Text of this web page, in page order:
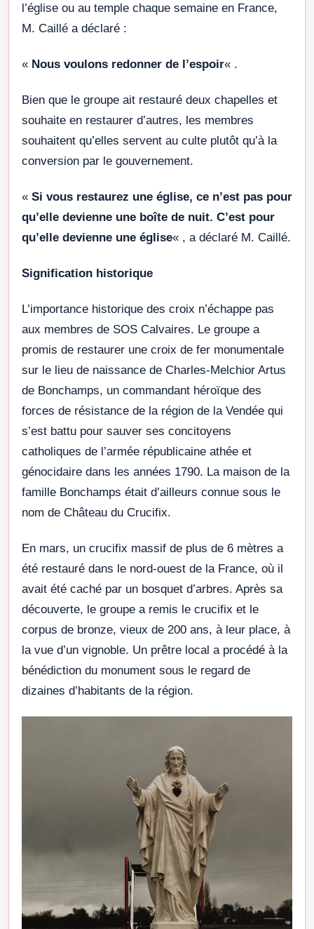
l’église ou au temple chaque semaine en France,
M. Caillé a déclaré :
« Nous voulons redonner de l’espoir« .
Bien que le groupe ait restauré deux chapelles et
souhaite en restaurer d’autres, les membres
souhaitent qu’elles servent au culte plutôt qu’à la
conversion par le gouvernement.
« Si vous restaurez une église, ce n’est pas pour
qu’elle devienne une boîte de nuit. C’est pour
qu’elle devienne une église« , a déclaré M. Caillé.
Signification historique
L’importance historique des croix n’échappe pas
aux membres de SOS Calvaires. Le groupe a
promis de restaurer une croix de fer monumentale
sur le lieu de naissance de Charles-Melchior Artus
de Bonchamps, un commandant héroïque des
forces de résistance de la région de la Vendée qui
s’est battu pour sauver ses concitoyens
catholiques de l’armée républicaine athée et
génocidaire dans les années 1790. La maison de la
famille Bonchamps était d’ailleurs connue sous le
nom de Château du Crucifix.
En mars, un crucifix massif de plus de 6 mètres a
été restauré dans le nord-ouest de la France, où il
avait été caché par un bosquet d’arbres. Après sa
découverte, le groupe a remis le crucifix et le
corpus de bronze, vieux de 200 ans, à leur place, à
la vue d’un vignoble. Un prêtre local a procédé à la
bénédiction du monument sous le regard de
dizaines d’habitants de la région.